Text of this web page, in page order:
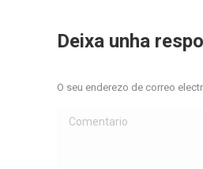
Deixa unha
O seu enderezo de correo
Comentario